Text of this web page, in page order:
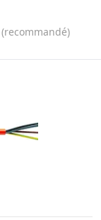
(recommandé)